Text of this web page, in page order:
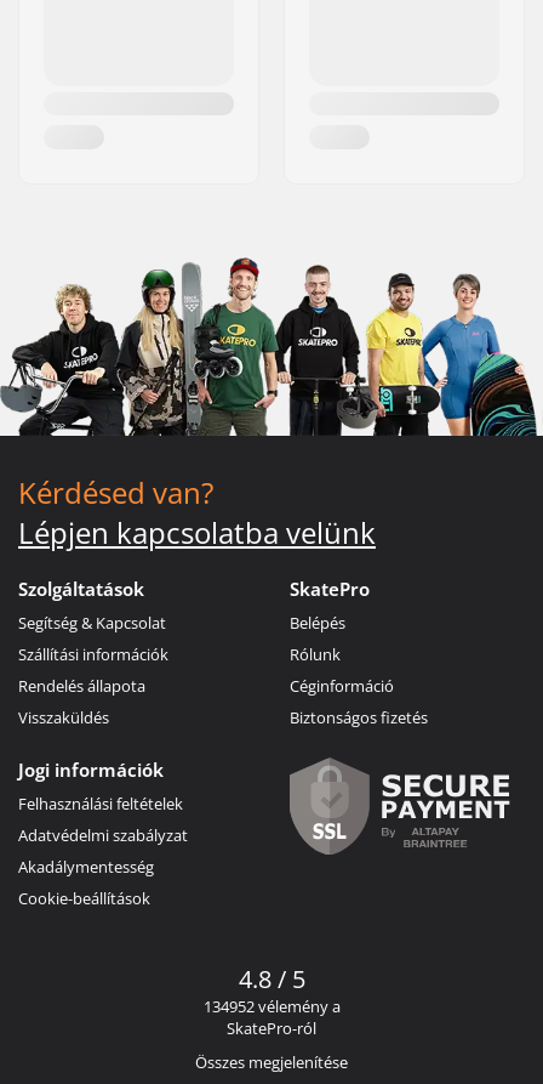
Kérdésed van?
Lépjen kapcsolatba velünk
Szolgáltatások
Segítség & Kapcsolat
Szállítási információk
Rendelés állapota
Visszaküldés
SkatePro
Belépés
Rólunk
Céginformáció
Biztonságos fizetés
Jogi információk
Felhasználási feltételek
Adatvédelmi szabályzat
Akadálymentesség
Cookie-beállítások
4.8 / 5
134952 vélemény a
SkatePro-ról
Összes megjelenítése